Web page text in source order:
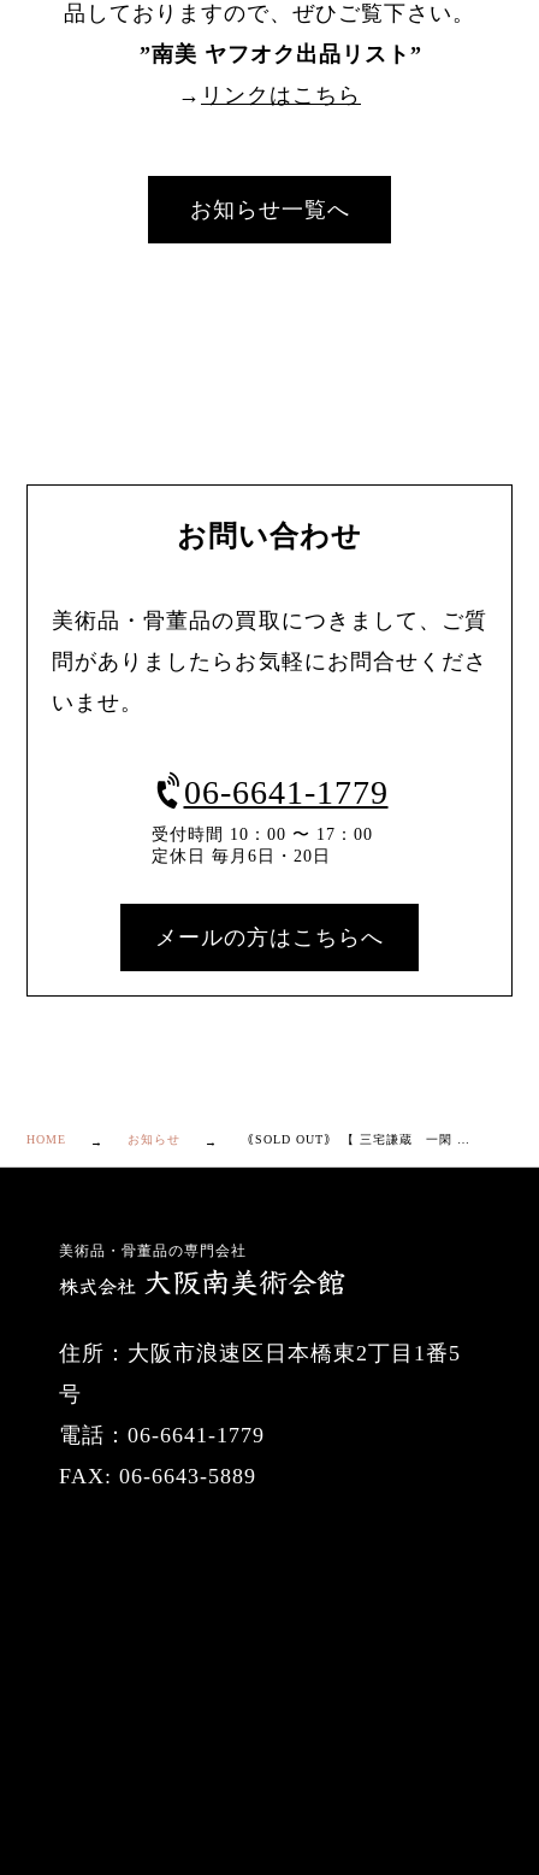
品しておりますので、ぜひご覧下さい。
”南美 ヤフオク出品リスト ”
→ リンクはこちら
お知らせ一覧へ
お問い合わせ
美術品・骨董品の買取につきまして、ご質
問がありましたらお気軽にお問合せくださ
いませ。
06-6641-1779
受付時間 10：00 〜 17：00
定休日 毎月6日・20日
メールの方はこちらへ
HOME お知らせ
美術品・骨董品の専門会社
住所：大阪市浪速区日本橋東2丁目1番5
号
電話：06-6641-1779
FAX: 06-6643-5889